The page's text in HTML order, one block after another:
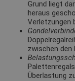
Grund liegt
heraus
Verletzungen
zwischen den
Überlastung